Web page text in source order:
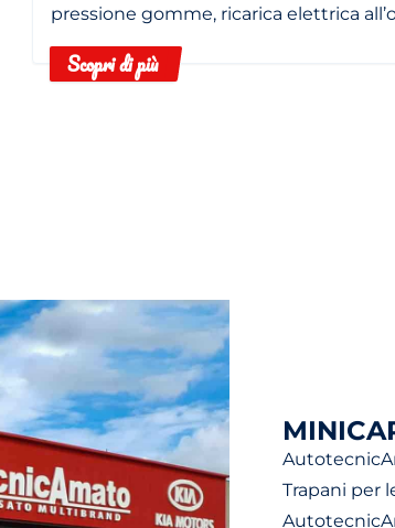
pressione gomme, ricarica elettrica
Scopri di più
Trapani per